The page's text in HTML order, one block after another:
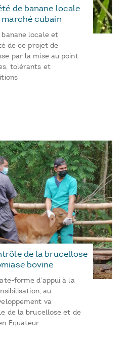
de banane locale
cubain
locale et
de ce projet de
par la mise au point
tolérants et
de la brucellose
bovine
forme d’appui à la
au
va
de la brucellose et de
Equateur